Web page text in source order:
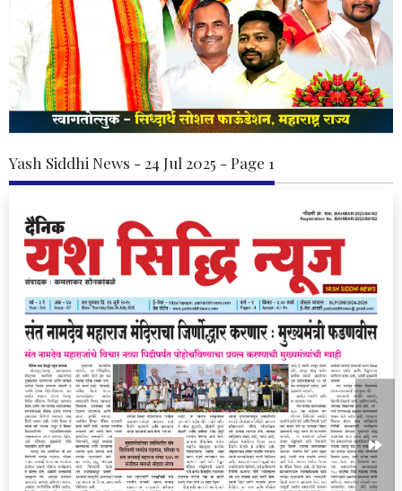
Yash Siddhi News - 24 Jul 2025 - Page 1